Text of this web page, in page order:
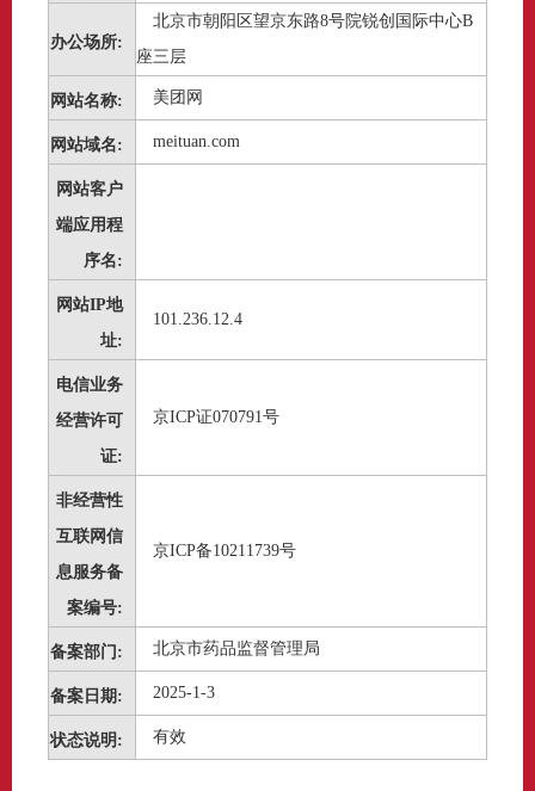
办公场所:
北京市朝阳区望京东路8号院锐创国际中心B
座三层
网站名称: 美团网
网站域名: meituan.com
网站客户
端应用程
序名:
网站IP地
址:
101.236.12.4
电信业务
经营许可
证:
京ICP证070791号
非经营性
互联网信
息服务备
案编号:
京ICP备10211739号
备案部门: 北京市药品监督管理局
备案日期: 2025-1-3
状态说明: 有效